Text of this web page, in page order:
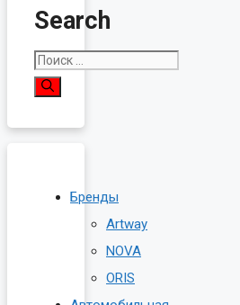
Search
Поиск:
Бренды
Artway
NOVA
ORIS